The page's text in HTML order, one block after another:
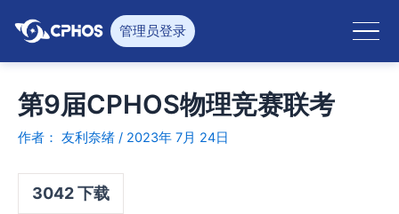
管理员登录
第9届CPHOS物理竞赛联考
作者： 友利奈绪 / 2023年 7月 24日
3042下载